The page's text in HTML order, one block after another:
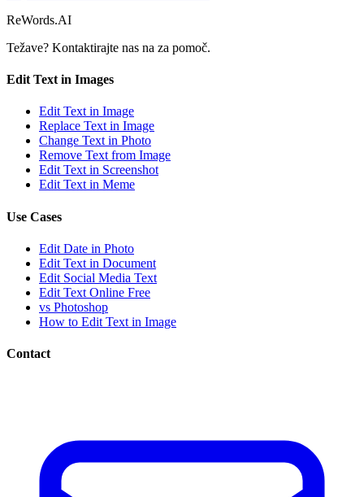
ReWords.AI
Težave? Kontaktirajte nas na za pomoč.
Edit Text in Images
Edit Text in Image
Replace Text in Image
Change Text in Photo
Remove Text from Image
Edit Text in Screenshot
Edit Text in Meme
Use Cases
Edit Date in Photo
Edit Text in Document
Edit Social Media Text
Edit Text Online Free
vs Photoshop
How to Edit Text in Image
Contact